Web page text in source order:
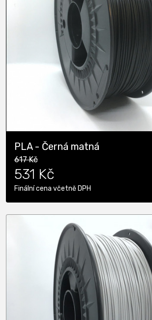
PLA - Černá matná
617 Kč
531 Kč
Finální cena včetně DPH